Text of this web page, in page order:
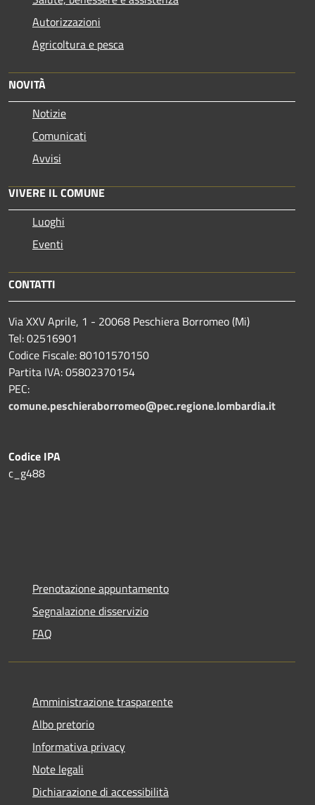
Autorizzazioni
Agricoltura e pesca
NOVITÀ
Notizie
Comunicati
Avvisi
VIVERE IL COMUNE
Luoghi
Eventi
CONTATTI
Via XXV Aprile, 1 - 20068 Peschiera Borromeo (Mi)
Tel: 02516901
Codice Fiscale: 80101570150
Partita IVA: 05802370154
PEC:
comune.peschieraborromeo@pec.regione.lombardia.it
Codice IPA
c_g488
Prenotazione appuntamento
Segnalazione disservizio
FAQ
Amministrazione trasparente
Albo pretorio
Informativa privacy
Note legali
Dichiarazione di accessibilità